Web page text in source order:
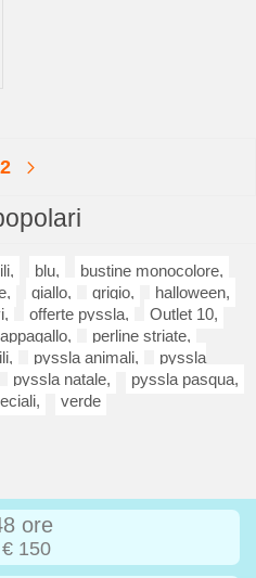
stai leggendo la
Pagina
2
blu,
bustine monocolore,
giallo, grigio,
halloween,
offerte pyssla,
Outlet 10,
perline striate,
pyssla animali,
pyssla
pyssla natale,
pyssla pasqua,
verde
ore
150